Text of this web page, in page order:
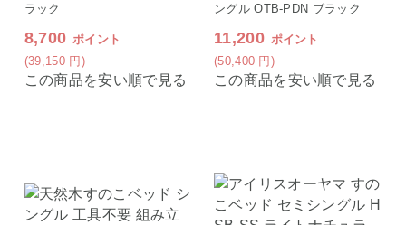
ラック
8,700 ポイント
(39,150 円 )
この商品を安い順で見る
ングル OTB-PDN ブラック
11,200 ポイント
(50,400 円 )
この商品を安い順で見る